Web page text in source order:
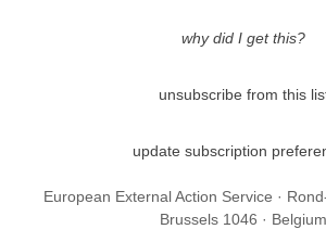
why did I get this?
unsubscribe from this
update subscription
European External Action Service ·
Brussels 1046 · Belgium